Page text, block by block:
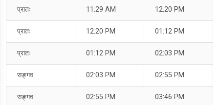
प्रातः 11:29 AM 12:20 PM
प्रातः 12:20 PM 01:12 PM
प्रातः 01:12 PM 02:03 PM
सङ्गव 02:03 PM 02:55 PM
सङ्गव 02:55 PM 03:46 PM